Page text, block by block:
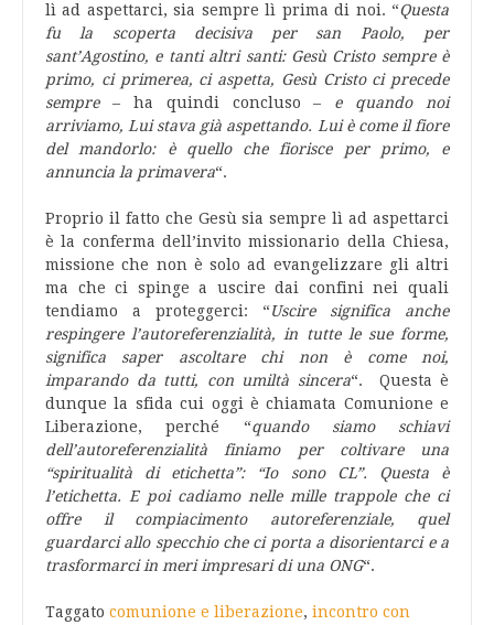
lì ad aspettarci, sia sempre lì prima di noi. “Questa
fu la scoperta decisiva per san Paolo, per
sant’Agostino, e tanti altri santi: Gesù Cristo sempre è
primo, ci primerea, ci aspetta, Gesù Cristo ci precede
sempre– ha quindi concluso – e quando noi
arriviamo, Lui stava già aspettando. Lui è come il fiore
del mandorlo: è quello che fiorisce per primo, e
annuncia la primavera“.
Proprio il fatto che Gesù sia sempre lì ad aspettarci
è la conferma dell’invito missionario della Chiesa,
missione che non è solo ad evangelizzare gli altri
ma che ci spinge a uscire dai confini nei quali
tendiamo a proteggerci: “Uscire significa anche
respingere l’autoreferenzialità, in tutte le sue forme,
significa saper ascoltare chi non è come noi,
imparando da tutti, con umiltà sincera“. Questa è
dunque la sfida cui oggi è chiamata Comunione e
Liberazione, perché “quando siamo schiavi
dell’autoreferenzialità finiamo per coltivare una
“spiritualità di etichetta”: “Io sono CL”. Questa è
l’etichetta. E poi cadiamo nelle mille trappole che ci
offre il compiacimento autoreferenziale, quel
guardarci allo specchio che ci porta a disorientarci e a
trasformarci in meri impresari di una ONG“.
Taggato comunione e liberazione, incontro con